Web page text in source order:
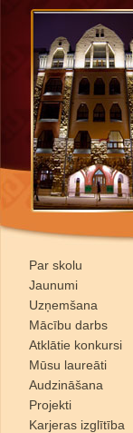
Par skolu
Jaunumi
Uzņemšana
Mācību darbs
Atklātie konkursi
Mūsu laureāti
Audzināšana
Projekti
Karjeras izglītība